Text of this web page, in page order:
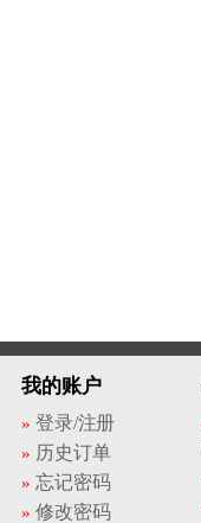
我的账户
登录/注册
历史订单
忘记密码
修改密码